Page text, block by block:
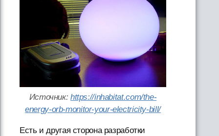
Источник: https://inhabitat.com/the-
energy-orb-monitor-your-electricity-bill/
Есть и другая сторона разработки